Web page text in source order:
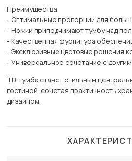
Преимущества:
- Оптимальные пропорции для
- Ножки приподнимают тумбу над
- Качественная фурнитура
- Эксклюзивные цветовые решения
- Универсальное сочетание с
ТВ-тумба станет стильным
гостиной, сочетая практичность
дизайном.